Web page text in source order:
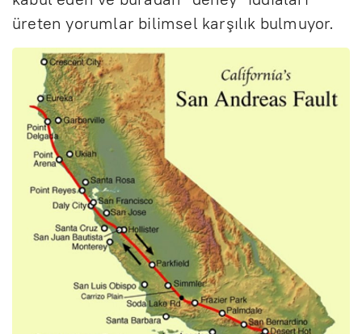
üreten yorumlar bilimsel karşılık bulmuyor.